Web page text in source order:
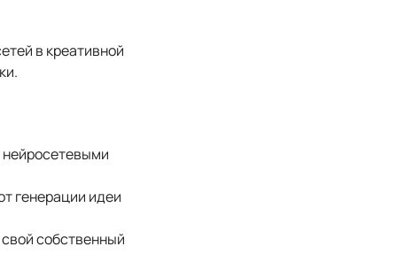
в креативной
генерации идеи
собственный